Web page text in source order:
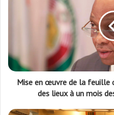
Mise en œuvre de la feuille
des lieux à un mois